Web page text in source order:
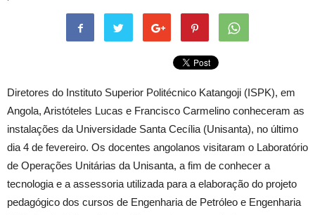
Diretores do Instituto Superior Politécnico Katangoji (ISPK), em
Angola, Aristóteles Lucas e Francisco Carmelino conheceram as
instalações da Universidade Santa Cecília (Unisanta), no último
dia 4 de fevereiro. Os docentes angolanos visitaram o Laboratório
de Operações Unitárias da Unisanta, a fim de conhecer a
tecnologia e a assessoria utilizada para a elaboração do projeto
pedagógico dos cursos de Engenharia de Petróleo e Engenharia